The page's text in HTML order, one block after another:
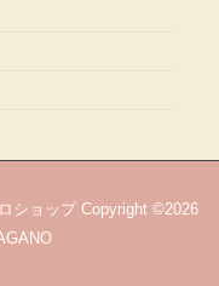
ショップ Copyright ©2026